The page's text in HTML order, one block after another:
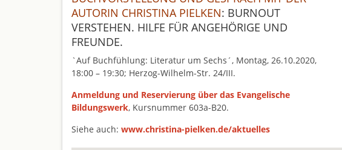
AUTORIN CHRISTINA PIELKEN: BURNOUT
VERSTEHEN. HILFE FÜR ANGEHÖRIGE UND
FREUNDE.
`Auf Buchfühlung: Literatur um Sechs´, Montag, 26.10.2020,
18:00 – 19:30; Herzog-Wilhelm-Str. 24/III.
Anmeldung und Reservierung über das Evangelische
Bildungswerk, Kursnummer 603a-B20.
Siehe auch: www.christina-pielken.de/aktuelles